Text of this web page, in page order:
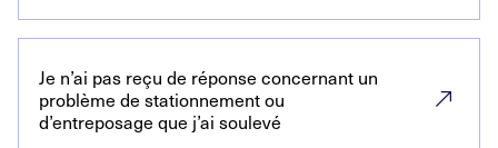
Je n’ai pas reçu de réponse concernant un
problème de stationnement ou
d’entreposage que j’ai soulevé